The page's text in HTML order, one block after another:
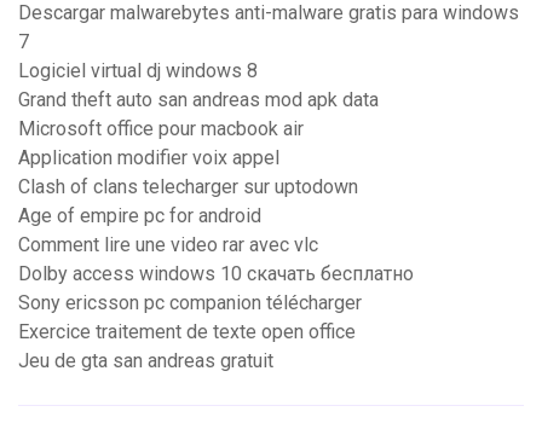
Descargar malwarebytes anti-malware gratis para windows
7
Logiciel virtual dj windows 8
Grand theft auto san andreas mod apk data
Microsoft office pour macbook air
Application modifier voix appel
Clash of clans telecharger sur uptodown
Age of empire pc for android
Comment lire une video rar avec vlc
Dolby access windows 10 скачать бесплатно
Sony ericsson pc companion télécharger
Exercice traitement de texte open office
Jeu de gta san andreas gratuit